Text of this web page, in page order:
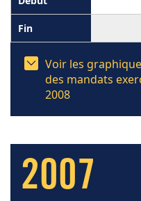
Voir les
des mandats
2008
2007